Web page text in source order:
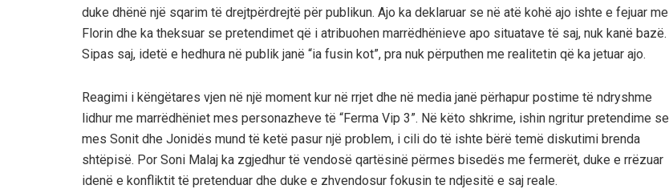
duke dhënë një sqarim të drejtpërdrejtë për publikun. Ajo ka deklaruar se në atë kohë ajo ishte e fejuar me
Florin dhe ka theksuar se pretendimet që i atribuohen marrëdhënieve apo situatave të saj, nuk kanë bazë.
Sipas saj, idetë e hedhura në publik janë “ia fusin kot”, pra nuk përputhen me realitetin që ka jetuar ajo.
Reagimi i këngëtares vjen në një moment kur në rrjet dhe në media janë përhapur postime të ndryshme
lidhur me marrëdhëniet mes personazheve të “Ferma Vip 3”. Në këto shkrime, ishin ngritur pretendime se
mes Sonit dhe Jonidës mund të ketë pasur një problem, i cili do të ishte bërë temë diskutimi brenda
shtëpisë. Por Soni Malaj ka zgjedhur të vendosë qartësinë përmes bisedës me fermerët, duke e rrëzuar
idenë e konfliktit të pretenduar dhe duke e zhvendosur fokusin te ndjesitë e saj reale.